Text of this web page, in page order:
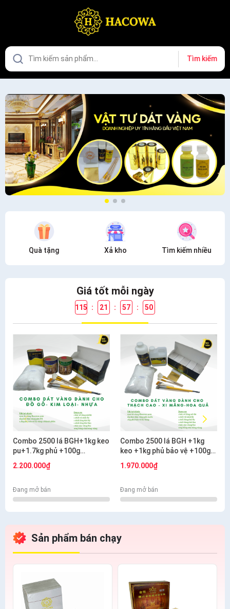
Tìm kiếm
Quà tặng Xả kho Tìm kiếm nhiều
Giá tốt mỗi ngày
115 : 21 : 57 : 50
Combo 2500 lá BGH+1kg keo
pu+1.7kg phủ +100g
s12+s7 cước
2.200.000₫
Đang mở bán
Combo 2500 lá BGH +1kg
keo +1kg phủ bảo vệ +100g
S12+ nhọn S12+cước S7
1.970.000₫
Đang mở bán
Sản phẩm bán chạy